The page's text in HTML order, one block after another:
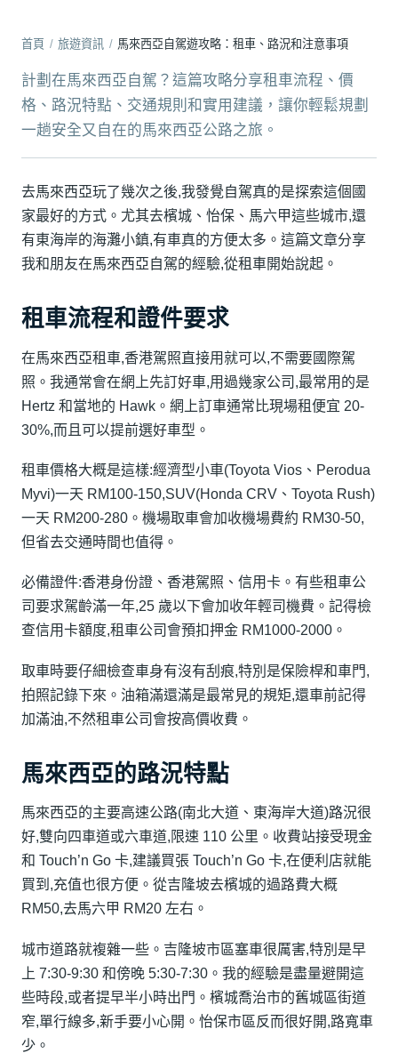
首頁 / 旅遊資訊 / 馬來西亞自駕遊攻略：租車、路況和注意事項
計劃在馬來西亞自駕？這篇攻略分享租車流程、價
格、路況特點、交通規則和實用建議，讓你輕鬆規劃
一趟安全又自在的馬來西亞公路之旅。
去馬來西亞玩了幾次之後,我發覺自駕真的是探索這個國
家最好的方式。尤其去檳城、怡保、馬六甲這些城市,還
有東海岸的海灘小鎮,有車真的方便太多。這篇文章分享
我和朋友在馬來西亞自駕的經驗,從租車開始說起。
租車流程和證件要求
在馬來西亞租車,香港駕照直接用就可以,不需要國際駕
照。我通常會在網上先訂好車,用過幾家公司,最常用的是
Hertz 和當地的 Hawk。網上訂車通常比現場租便宜 20-
30%,而且可以提前選好車型。
租車價格大概是這樣:經濟型小車(Toyota Vios、Perodua
Myvi)一天 RM100-150,SUV(Honda CRV、Toyota Rush)
一天 RM200-280。機場取車會加收機場費約 RM30-50,
但省去交通時間也值得。
必備證件:香港身份證、香港駕照、信用卡。有些租車公
司要求駕齡滿一年,25 歲以下會加收年輕司機費。記得檢
查信用卡額度,租車公司會預扣押金 RM1000-2000。
取車時要仔細檢查車身有沒有刮痕,特別是保險桿和車門,
拍照記錄下來。油箱滿還滿是最常見的規矩,還車前記得
加滿油,不然租車公司會按高價收費。
馬來西亞的路況特點
馬來西亞的主要高速公路(南北大道、東海岸大道)路況很
好,雙向四車道或六車道,限速 110 公里。收費站接受現金
和 Touch’n Go 卡,建議買張 Touch’n Go 卡,在便利店就能
買到,充值也很方便。從吉隆坡去檳城的過路費大概
RM50,去馬六甲 RM20 左右。
城市道路就複雜一些。吉隆坡市區塞車很厲害,特別是早
上 7:30-9:30 和傍晚 5:30-7:30。我的經驗是盡量避開這
些時段,或者提早半小時出門。檳城喬治市的舊城區街道
窄,單行線多,新手要小心開。怡保市區反而很好開,路寬車
少。